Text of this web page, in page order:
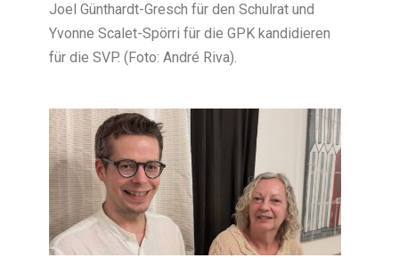
Joel Günthardt-Gresch für den Schulrat und
Yvonne Scalet-Spörri für die GPK kandidieren
für die SVP. (Foto: André Riva).